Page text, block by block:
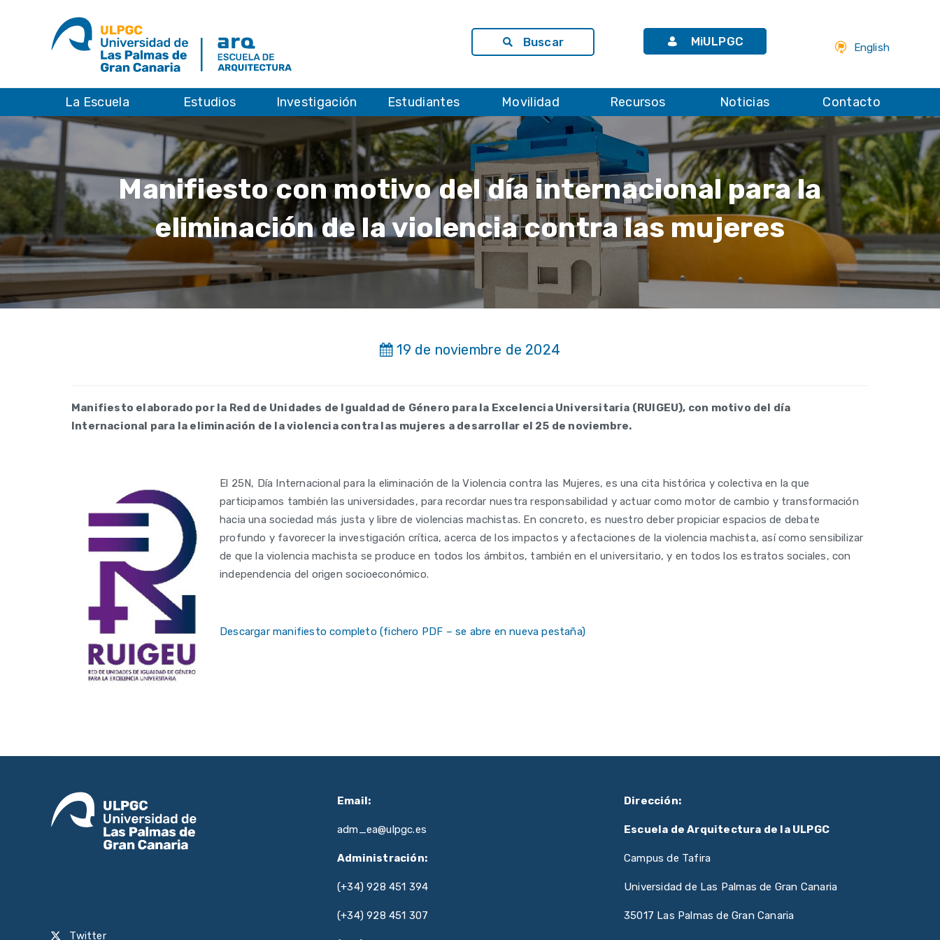
Buscar MiULPGC English
La Escuela Estudios Investigación Estudiantes Movilidad Recursos Noticias Contacto
Manifiesto con motivo del día internacional para la
eliminación de la violencia contra las mujeres
19 de noviembre de 2024
Manifiesto elaborado por la Red de Unidades de Igualdad de Género para la Excelencia Universitaria (RUIGEU), con motivo del día
Internacional para la eliminación de la violencia contra las mujeres a desarrollar el 25 de noviembre.
El 25N, Día Internacional para la eliminación de la Violencia contra las Mujeres, es una cita histórica y colectiva en la que
participamos también las universidades, para recordar nuestra responsabilidad y actuar como motor de cambio y transformación
hacia una sociedad más justa y libre de violencias machistas. En concreto, es nuestro deber propiciar espacios de debate
profundo y favorecer la investigación crítica, acerca de los impactos y afectaciones de la violencia machista, así como sensibilizar
de que la violencia machista se produce en todos los ámbitos, también en el universitario, y en todos los estratos sociales, con
independencia del origen socioeconómico.
Descargar manifiesto completo (fichero PDF – se abre en nueva pestaña)
Twitter
Email:
adm_ea@ulpgc.es
Administración:
(+34) 928 451 394
(+34) 928 451 307
Dirección:
Escuela de Arquitectura de la ULPGC
Campus de Tafira
Universidad de Las Palmas de Gran Canaria
35017 Las Palmas de Gran Canaria